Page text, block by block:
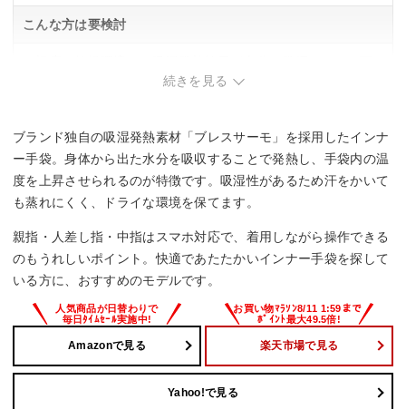
こんな方は要検討
能性があり、乾燥した環境での使用が主な方。
続きを見る
ブランド独自の吸湿発熱素材「ブレスサーモ」を採用したインナ
ー手袋。身体から出た水分を吸収することで発熱し、手袋内の温
度を上昇させられるのが特徴です。吸湿性があるため汗をかいて
も蒸れにくく、ドライな環境を保てます。
親指・人差し指・中指はスマホ対応で、着用しながら操作できる
のもうれしいポイント。快適であたたかいインナー手袋を探して
いる方に、おすすめのモデルです。
Amazonで見る 楽天市場で見る
Yahoo!で見る